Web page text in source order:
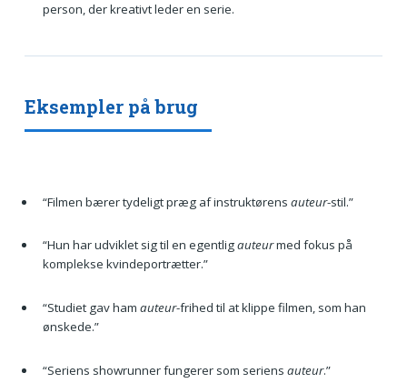
person, der kreativt leder en serie.
Eksempler på brug
“Filmen bærer tydeligt præg af instruktørens auteur-stil.”
“Hun har udviklet sig til en egentligauteurmed fokus på
komplekse kvindeportrætter.”
“Studiet gav ham auteur-frihed til at klippe filmen, som han
ønskede.”
“Seriens showrunner fungerer som seriens auteur.”